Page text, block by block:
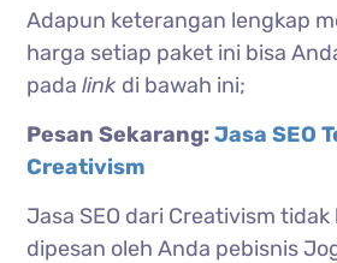
Adapun keterangan lengkap
harga setiap paket ini bisa
padalink di bawah ini;
Pesan Sekarang:Jasa SEO
Creativism
Jasa SEO dari Creativism tidak
dipesan oleh Anda pebisnis